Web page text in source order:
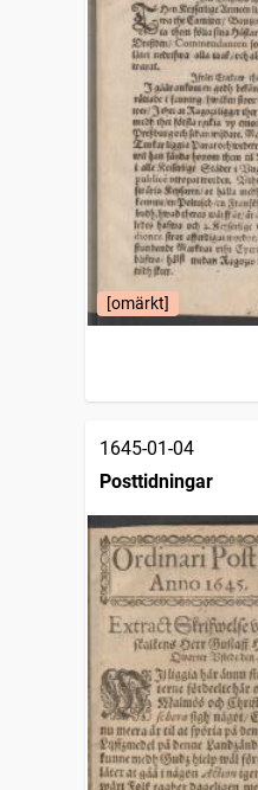
[omärkt]
1645-01-04
Posttidningar